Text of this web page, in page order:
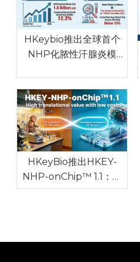
HKeybio推出全球首个
NHP化脓性汗腺炎模
HKeyBio推出HKEY-
NHP-onChip™ 1.1：世
界上第一个针对自身免疫